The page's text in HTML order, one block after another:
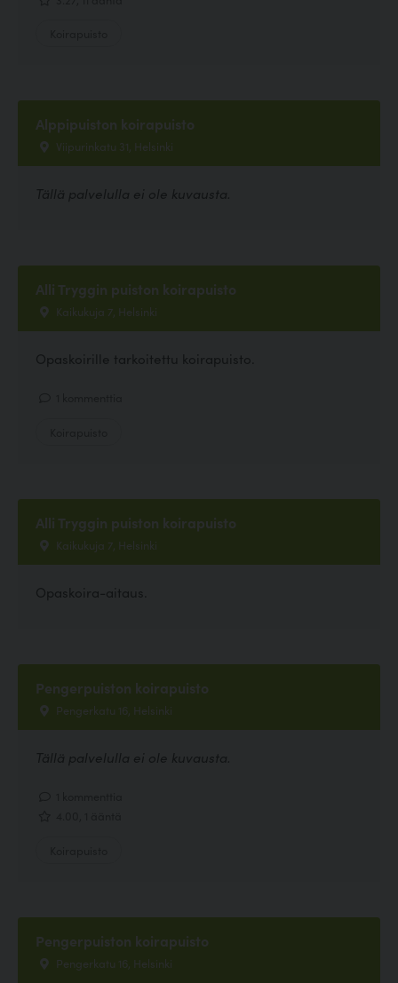
Alppipuiston koirapuisto
Viipurinkatu 31, Helsinki
Tällä palvelulla ei ole kuvausta.
Alli Tryggin puiston koirapuisto
Kaikukuja 7, Helsinki
Opaskoirille tarkoitettu koirapuisto.
Alli Tryggin puiston koirapuisto
Kaikukuja 7, Helsinki
Opaskoira-aitaus.
Pengerpuiston koirapuisto
Pengerkatu 16, Helsinki
Tällä palvelulla ei ole kuvausta.
Pengerpuiston koirapuisto
Pengerkatu 16, Helsinki